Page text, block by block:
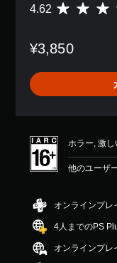
評
は
2
4
、
評
価
は
階
中
の
4.62
¥3,850
ホラー, 激し
他のユーザ
オンラインプレ
4人までのPS
オンラインプレ